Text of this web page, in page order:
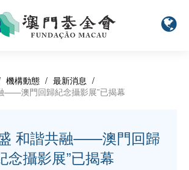
機構動態 / 最新消息 /
——澳門回歸紀念攝影展”已揭幕
和諧共融——澳門回歸
念攝影展”已揭幕